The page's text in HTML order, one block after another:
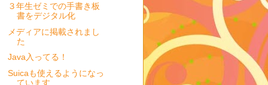
３年生ゼミでの手書き板
書をデジタル化
メディアに掲載されまし
た
Java入ってる！
Suicaも使えるようになっ
ています